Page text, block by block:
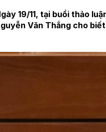
19/11, tại buổi thảo
Văn Thắng cho